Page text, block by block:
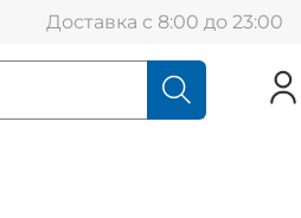
Доставка с 8:00 до 23:00